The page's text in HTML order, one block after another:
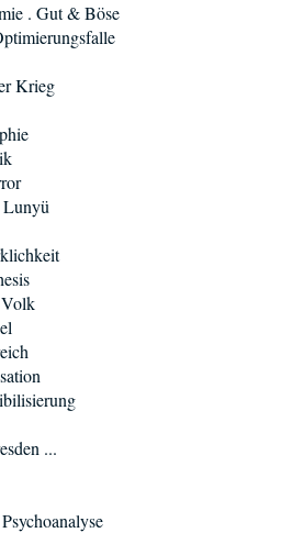
. Gut & Böse
Krieg
Lunyü
Volk
...